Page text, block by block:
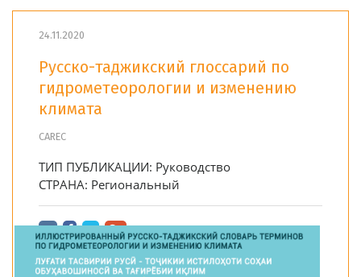
24.11.2020
Русско-таджикский глоссарий по
гидрометеорологии и изменению
климата
CAREC
ТИП ПУБЛИКАЦИИ: Руководство
СТРАНА: Региональный